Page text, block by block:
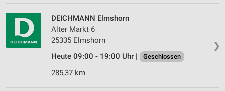
❯
DEICHMANN Elmshorn
Alter Markt 6
25335 Elmshorn
Heute 09:00 - 19:00 Uhr |
Geschlossen
285,37 km